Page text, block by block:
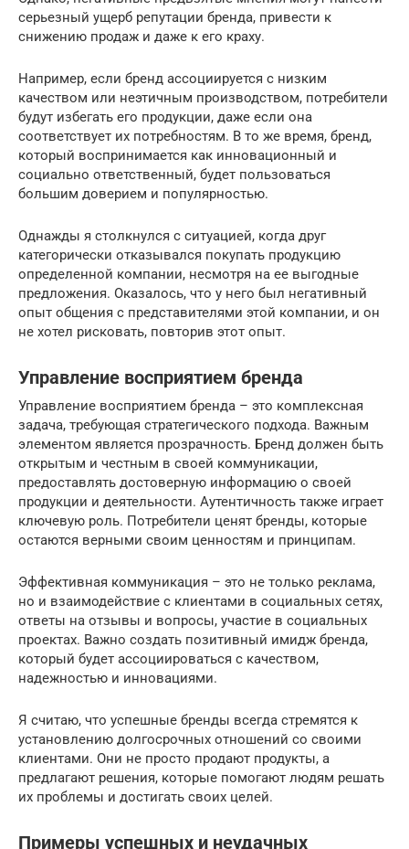
серьезный ущерб репутации бренда, привести к
снижению продаж и даже к его краху.
Например, если бренд ассоциируется с низким
качеством или неэтичным производством, потребители
будут избегать его продукции, даже если она
соответствует их потребностям. В то же время, бренд,
который воспринимается как инновационный и
социально ответственный, будет пользоваться
большим доверием и популярностью.
Однажды я столкнулся с ситуацией, когда друг
категорически отказывался покупать продукцию
определенной компании, несмотря на ее выгодные
предложения. Оказалось, что у него был негативный
опыт общения с представителями этой компании, и он
не хотел рисковать, повторив этот опыт.
Управление восприятием бренда
Управление восприятием бренда – это комплексная
задача, требующая стратегического подхода. Важным
элементом является прозрачность. Бренд должен быть
открытым и честным в своей коммуникации,
предоставлять достоверную информацию о своей
продукции и деятельности. Аутентичность также играет
ключевую роль. Потребители ценят бренды, которые
остаются верными своим ценностям и принципам.
Эффективная коммуникация – это не только реклама,
но и взаимодействие с клиентами в социальных сетях,
ответы на отзывы и вопросы, участие в социальных
проектах. Важно создать позитивный имидж бренда,
который будет ассоциироваться с качеством,
надежностью и инновациями.
Я считаю, что успешные бренды всегда стремятся к
установлению долгосрочных отношений со своими
клиентами. Они не просто продают продукты, а
предлагают решения, которые помогают людям решать
их проблемы и достигать своих целей.
Примеры успешных и неудачных